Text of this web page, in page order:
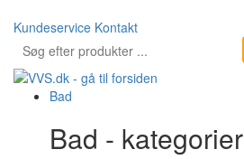
Kundeservice Kontakt
Bad
Bad - kategorier